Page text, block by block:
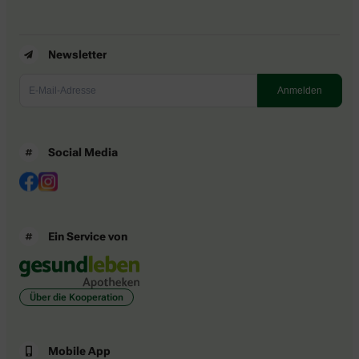
Newsletter
Social Media
Ein Service von
Über die Kooperation
Mobile App